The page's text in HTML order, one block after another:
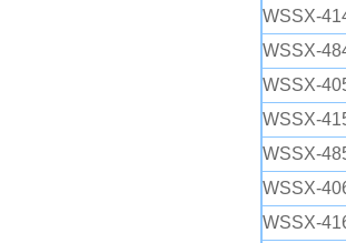
WSSX-
WSSX-
WSSX-
WSSX-
WSSX-
WSSX-
WSSX-